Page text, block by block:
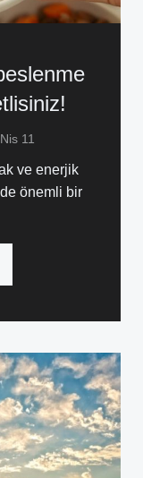
Nis 11
ve enerjik
önemli bir